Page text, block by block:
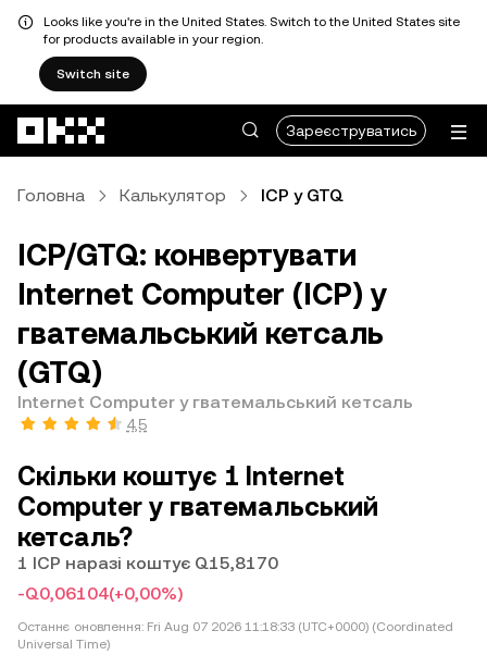
Looks like you're in the United States. Switch to the United States site
for products available in your region.
Switch site
Зареєструватись
Головна Калькулятор ICP у GTQ
ICP/GTQ: конвертувати
Internet Computer (ICP) у
гватемальський кетсаль
(GTQ)
Internet Computer у гватемальський кетсаль
4,5
Скільки коштує 1 Internet
Computer у гватемальський
кетсаль?
1 ICP наразі коштує Q15,8170
-Q0,06104(+0,00%)
Останнє оновлення: Fri Aug 07 2026 11:18:33 (UTC+0000) (Coordinated
Universal Time)